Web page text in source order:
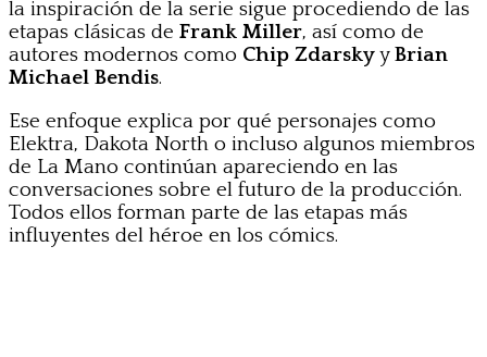
la inspiración de la serie sigue procediendo de las
etapas clásicas de Frank Miller, así como de
autores modernos como Chip ZdarskyyBrian
Michael Bendis.
Ese enfoque explica por qué personajes como
Elektra, Dakota North o incluso algunos miembros
de La Mano continúan apareciendo en las
conversaciones sobre el futuro de la producción.
Todos ellos forman parte de las etapas más
influyentes del héroe en los cómics.